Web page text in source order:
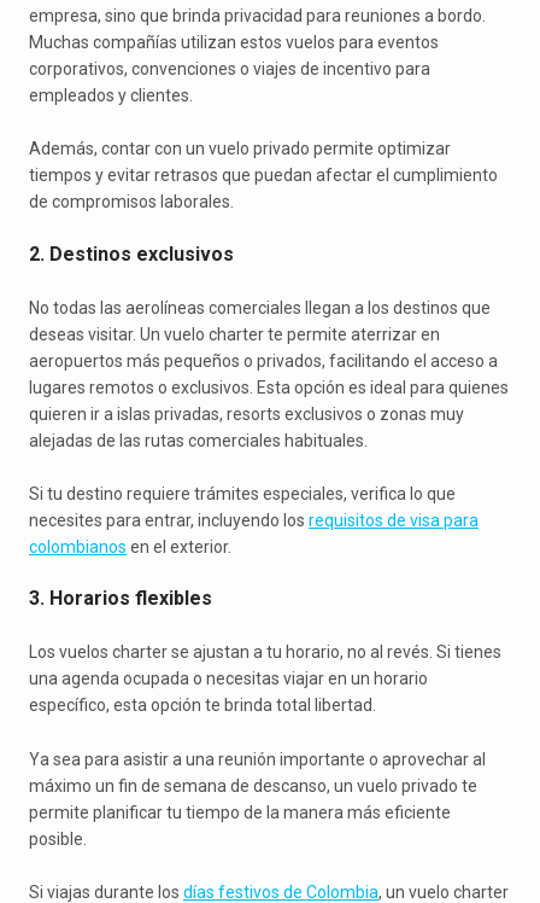
empresa, sino que brinda privacidad para reuniones a bordo.
Muchas compañías utilizan estos vuelos para eventos
corporativos, convenciones o viajes de incentivo para
empleados y clientes.
Además, contar con un vuelo privado permite optimizar
tiempos y evitar retrasos que puedan afectar el cumplimiento
de compromisos laborales.
2. Destinos exclusivos
No todas las aerolíneas comerciales llegan a los destinos que
deseas visitar. Un vuelo charter te permite aterrizar en
aeropuertos más pequeños o privados, facilitando el acceso a
lugares remotos o exclusivos. Esta opción es ideal para quienes
quieren ir a islas privadas, resorts exclusivos o zonas muy
alejadas de las rutas comerciales habituales.
Si tu destino requiere trámites especiales, verifica lo que
necesites para entrar, incluyendo los requisitos de visa para
colombianos en el exterior.
3. Horarios flexibles
Los vuelos charter se ajustan a tu horario, no al revés. Si tienes
una agenda ocupada o necesitas viajar en un horario
específico, esta opción te brinda total libertad.
Ya sea para asistir a una reunión importante o aprovechar al
máximo un fin de semana de descanso, un vuelo privado te
permite planificar tu tiempo de la manera más eficiente
posible.
Si viajas durante los días festivos de Colombia, un vuelo charter